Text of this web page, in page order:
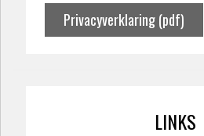
Privacyverklaring (pdf)
LINKS